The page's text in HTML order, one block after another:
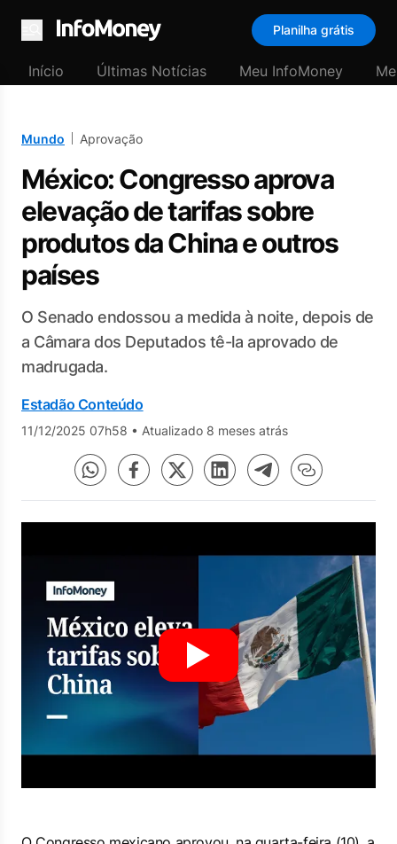
Menu
Planilha grátis
Início Últimas Notícias Meu InfoMoney
Mundo Aprovação
México: Congresso aprova
elevação de tarifas sobre
produtos da China e outros
países
O Senado endossou a medida à noite, depois de
a Câmara dos Deputados tê-la aprovado de
madrugada.
Estadão Conteúdo
11/12/2025 07h58 • Atualizado 8 meses atrás